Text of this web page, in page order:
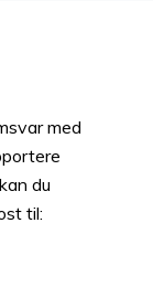
med
du
til: